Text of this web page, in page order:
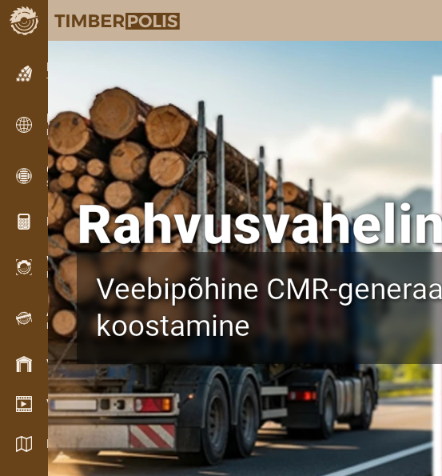
Kuulutused
Tekstkuulutused
Kuulutused
Rahvusvahelised kuulutused
OPTI-TIMB
Saekavad
Puidu kalkulaatorid
WoodProfi
Puidumaht AI-ga
Andmesalvesti
Puidu inventuur välitöödel
Varude haldamine
Videogalerii
Kataloogid / Brošüürid
Veebipõhine CMR-
koostamine